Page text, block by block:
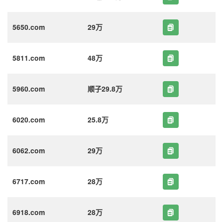
5650.com 29万
5811.com 48万
5960.com 顺子29.8万
6020.com 25.8万
6062.com 29万
6717.com 28万
6918.com 28万